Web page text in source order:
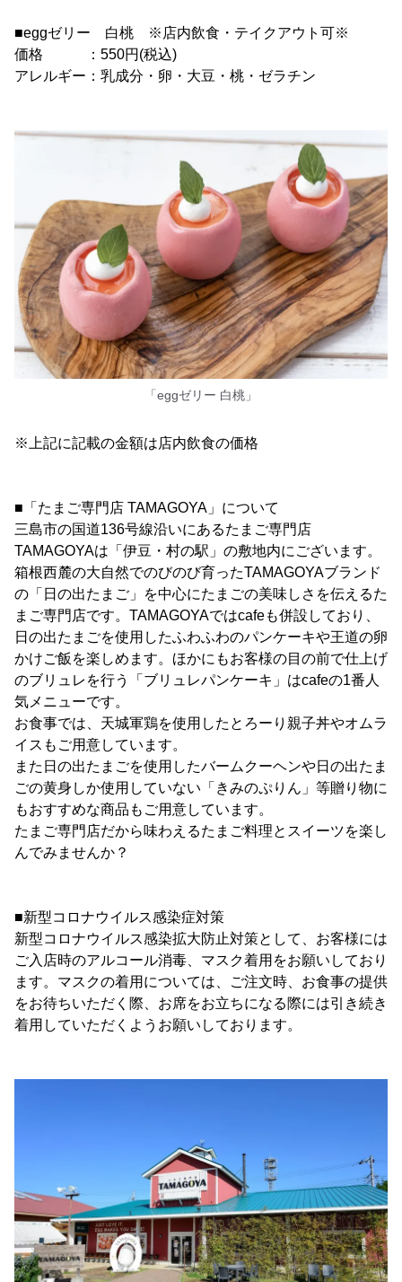
■eggゼリー 白桃 ※店内飲食・テイクアウト可※
価格 ：550円(税込)
アレルギー：乳成分・卵・大豆・桃・ゼラチン
「eggゼリー 白桃」
※上記に記載の金額は店内飲食の価格
■「たまご専門店 TAMAGOYA」について
三島市の国道136号線沿いにあるたまご専門店
TAMAGOYAは「伊豆・村の駅」の敷地内にございます。
箱根西麓の大自然でのびのび育ったTAMAGOYAブランド
の「日の出たまご」を中心にたまごの美味しさを伝えるた
まご専門店です。TAMAGOYAではcafeも併設しており、
日の出たまごを使用したふわふわのパンケーキや王道の卵
かけご飯を楽しめます。ほかにもお客様の目の前で仕上げ
のブリュレを行う「ブリュレパンケーキ」はcafeの1番人
気メニューです。
お食事では、天城軍鶏を使用したとろーり親子丼やオムラ
イスもご用意しています。
また日の出たまごを使用したバームクーヘンや日の出たま
ごの黄身しか使用していない「きみのぷりん」等贈り物に
もおすすめな商品もご用意しています。
たまご専門店だから味わえるたまご料理とスイーツを楽し
んでみませんか？
■新型コロナウイルス感染症対策
新型コロナウイルス感染拡大防止対策として、お客様には
ご入店時のアルコール消毒、マスク着用をお願いしており
ます。マスクの着用については、ご注文時、お食事の提供
をお待ちいただく際、お席をお立ちになる際には引き続き
着用していただくようお願いしております。